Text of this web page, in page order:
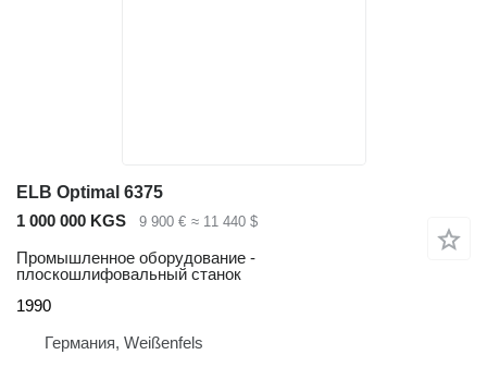
ELB Optimal 6375
1 000 000 KGS
9 900 € ≈ 11 440 $
Промышленное оборудование -
плоскошлифовальный станок
1990
Германия, Weißenfels